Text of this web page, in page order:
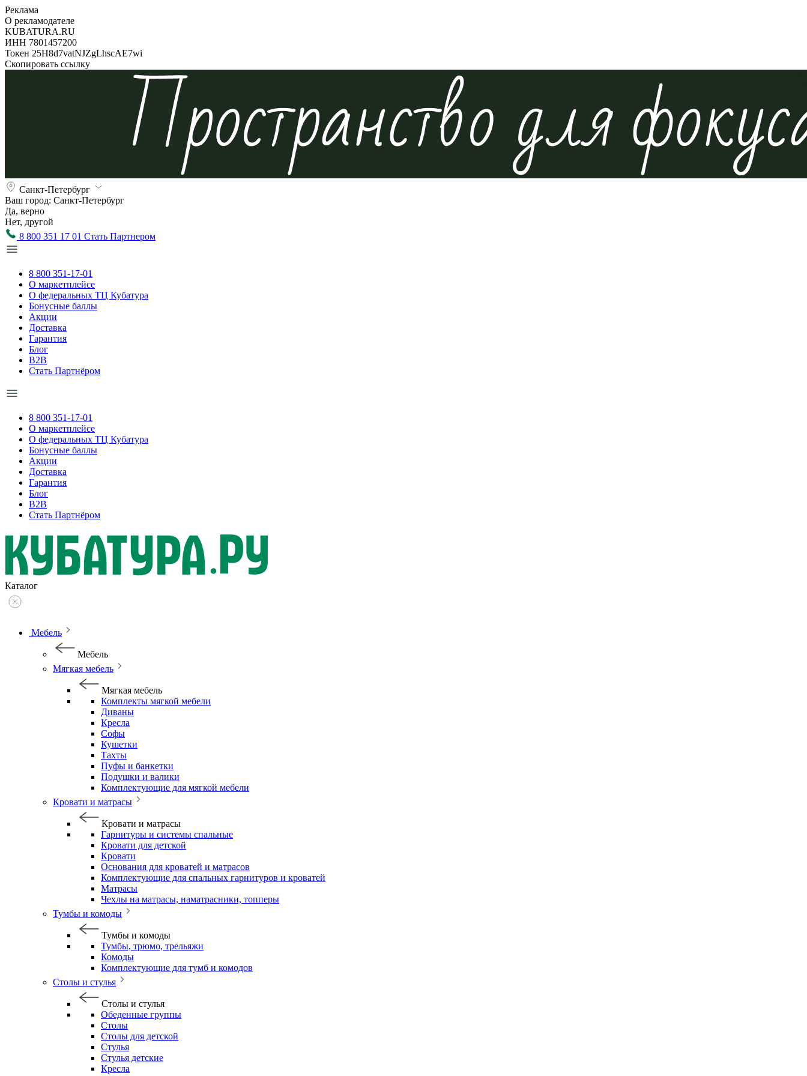
Реклама
О рекламодателе
KUBATURA.RU
ИНН 7801457200
Токен 25H8d7vatNJZgLhscAE7wi
Скопировать ссылку
Санкт-Петербург
Ваш город: Санкт-Петербург
Да, верно
Нет, другой
8 800 351 17 01 Стать Партнером
8 800 351-17-01
О маркетплейсе
О федеральных ТЦ Кубатура
Бонусные баллы
Акции
Доставка
Гарантия
Блог
B2B
Стать Партнёром
8 800 351-17-01
О маркетплейсе
О федеральных ТЦ Кубатура
Бонусные баллы
Акции
Доставка
Гарантия
Блог
B2B
Стать Партнёром
Каталог
Мебель
Мебель
Мягкая мебель
Мягкая мебель
Комплекты мягкой мебели
Диваны
Кресла
Софы
Кушетки
Тахты
Пуфы и банкетки
Подушки и валики
Комплектующие для мягкой мебели
Кровати и матрасы
Кровати и матрасы
Гарнитуры и системы спальные
Кровати для детской
Кровати
Основания для кроватей и матрасов
Комплектующие для спальных гарнитуров и кроватей
Матрасы
Чехлы на матрасы, наматрасники, топперы
Тумбы и комоды
Тумбы и комоды
Тумбы, трюмо, трельяжи
Комоды
Комплектующие для тумб и комодов
Столы и стулья
Столы и стулья
Обеденные группы
Столы
Столы для детской
Стулья
Стулья детские
Кресла